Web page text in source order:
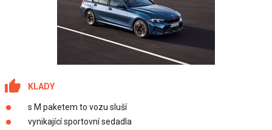
KLADY
s M paketem to vozu sluší
vynikající sportovní sedadla